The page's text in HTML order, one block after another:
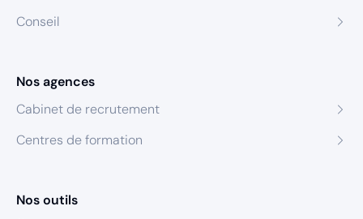
Conseil
Nos agences
Cabinet de recrutement
Centres de formation
Nos outils